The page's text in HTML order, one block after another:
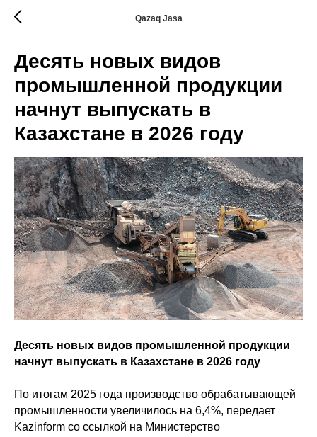
Qazaq Jasa
Десять новых видов
промышленной продукции
начнут выпускать в
Казахстане в 2026 году
Десять новых видов промышленной продукции
начнут выпускать в Казахстане в 2026 году
По итогам 2025 года производство обрабатывающей
промышленности увеличилось на 6,4%, передает
Kazinform со ссылкой на Министерство